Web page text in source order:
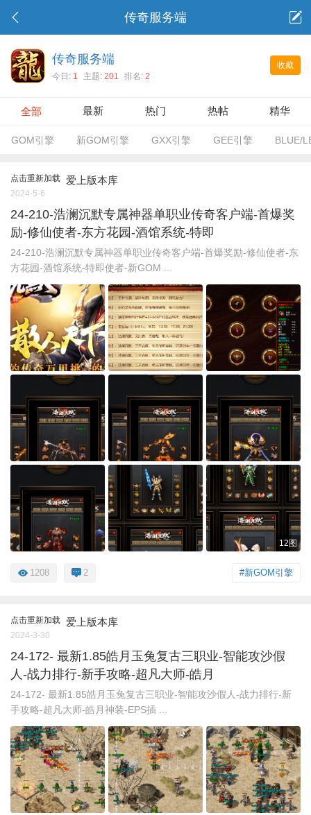
传奇服务端
收藏
传奇服务端
今日: 1 主题: 201 排名: 2
全部 最新 热门 热帖 精华
GOM引擎 新GOM引擎 GXX引擎 GEE引擎 BLUE/
点击重新加载 爱上版本库
2024-5-6
24-210-浩澜沉默专属神器单职业传奇客户端-首爆奖
励-修仙使者-东方花园-酒馆系统-特即
24-210-浩澜沉默专属神器单职业传奇客户端-首爆奖励-修仙使者-东
方花园-酒馆系统-特即使者-新GOM ...
12图
#新GOM引擎
1208 2
点击重新加载 爱上版本库
2024-3-30
24-172- 最新1.85皓月玉兔复古三职业-智能攻沙假
人-战力排行-新手攻略-超凡大师-皓月
24-172- 最新1.85皓月玉兔复古三职业-智能攻沙假人-战力排行-新
手攻略-超凡大师-皓月神装-EPS插 ...